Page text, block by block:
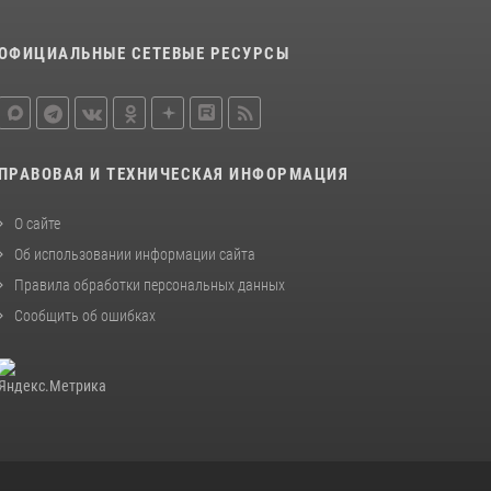
Росгвардии завершился чемпионат по самбо
15 июля 2026, 14:00
сотрудников вневедомственной охраны
18 июля 2026, 08:00
СЕТЕВЫЕ РЕСУРСЫ
ПРАВОВАЯ И ТЕХНИЧЕСКАЯ ИНФОРМАЦИЯ
О сайте
Об использовании информации сайта
Правила обработки персональных данных
Сообщить об ошибках